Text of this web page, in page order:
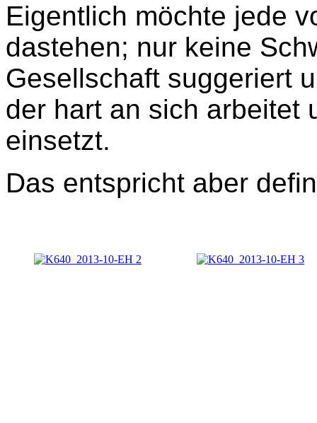
Eigentlich möchte jede
dastehen; nur keine
Gesellschaft suggeriert
der hart an sich arbeitet
einsetzt.
Das entspricht aber